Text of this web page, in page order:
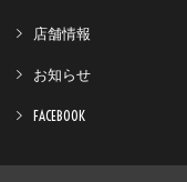
店舗情報
お知らせ
FACEBOOK